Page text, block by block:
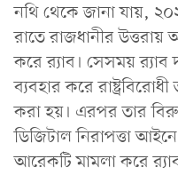
নথি থেকে জানা যায়,
রাতে রাজধানীর উত্তরায়
করে র‌্যাব। সেসময় র‌্যাব
ব্যবহার করে
করা হয়। এরপর তার
ডিজিটাল নিরাপত্তা
আরেকটি মামলা করে